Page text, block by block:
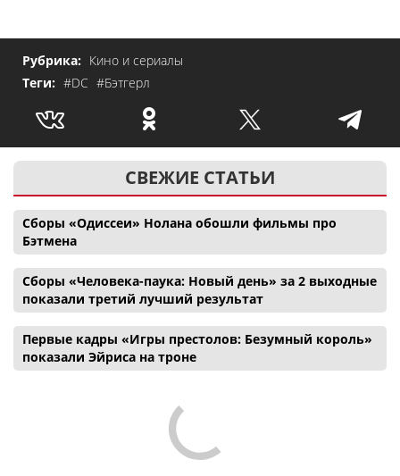
Рубрика: Кино и сериалы
Теги: #DC #Бэтгерл
СВЕЖИЕ СТАТЬИ
Сборы «Одиссеи» Нолана обошли фильмы про
Бэтмена
Сборы «Человека-паука: Новый день» за 2 выходные
показали третий лучший результат
Первые кадры «Игры престолов: Безумный король»
показали Эйриса на троне